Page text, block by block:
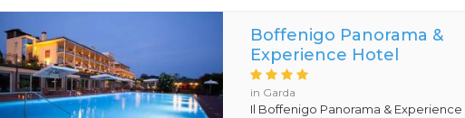
Boffenigo Panorama &
Experience Hotel
in Garda
Il Boffenigo Panorama &